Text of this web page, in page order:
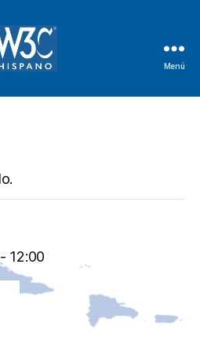
Hispano
Menú
12:00